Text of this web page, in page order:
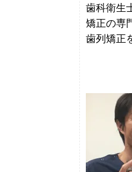
歯科衛生
矯正の専
歯列矯正